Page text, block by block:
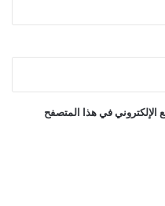
الإلكتروني في هذا المتصفح